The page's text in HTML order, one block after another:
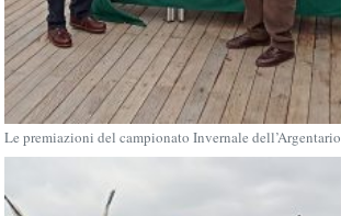
Le premiazioni del campionato Invernale dell’Argentario